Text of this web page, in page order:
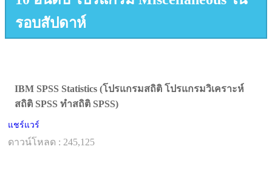
รอบสัปดาห์
IBM SPSS Statistics (โปรแกรมสถิติ โปรแกรมวิเคราะห์
สถิติ SPSS ทำสถิติ SPSS)
แชร์แวร์
ดาวน์โหลด : 245,125